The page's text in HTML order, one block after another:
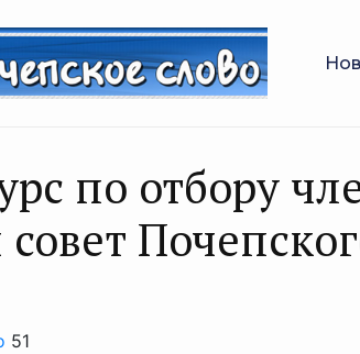
по отбору
51